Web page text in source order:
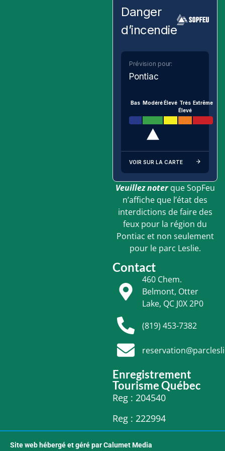
Danger
d’incendie
Prévision pour:
Pontiac
Bas ModéréÉlevé Très
Élevé
Extrême
VOIR SUR LA CARTE
Veuillez noter que SopFeu
n’affiche que l’état des
interdictions de faire des
feux pour la région du
Pontiac et non seulement
pour le parc Leslie.
Contact
460 Chem.
Belmont, Otter
Lake, QC J0X 2P0
(819) 453-7382
Enregistrement
Tourisme Québec
Reg : 204540
Reg : 222994
Site web hébergé et géré par Calumet Media